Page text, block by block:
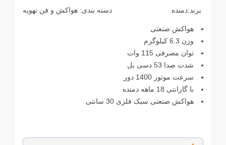
برند:دمنده دسته بندی: هواکش و فن تهویه
هواکش صنعتی
وزن 6.3 کیلوگرم
توان مصرفی 115 وات
شدت صدا 53 دسی بل
سرعت موتور 1400 دور
با گارانتی 18 ماهه دمنده
هواکش صنعتی سبک فلزی 30 سانتی